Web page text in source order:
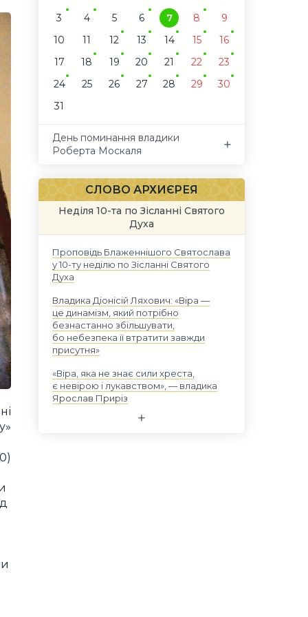
3
4 5 6 7 8
9
10
11 12 13 14 15
16
17
18 19 20 21 22
23
24
25 26 27 28 29
30
31
День поминання владики
Роберта Москаля
СЛОВО АРХИЄРЕЯ
Неділя 10-та по Зісланні Святого
Духа
Проповідь Блаженнішого Святослава
у 10-ту неділю по Зісланні Святого
Духа
Владика Діонісій Ляхович: «Віра —
це динамізм, який потрібно
безнастанно збільшувати,
бо небезпека її втратити завжди
присутня»
«Віра, яка не знає сили хреста,
є невірою і лукавством», — владика
Ярослав Приріз